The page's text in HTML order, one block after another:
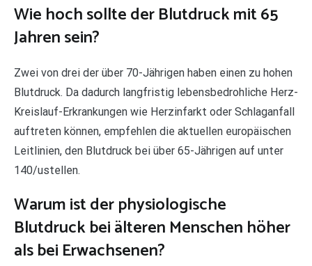
Wie hoch sollte der Blutdruck mit 65
Jahren sein?
Zwei von drei der über 70-Jährigen haben einen zu hohen
Blutdruck. Da dadurch langfristig lebensbedrohliche Herz-
Kreislauf-Erkrankungen wie Herzinfarkt oder Schlaganfall
auftreten können, empfehlen die aktuellen europäischen
Leitlinien, den Blutdruck bei über 65-Jährigen auf unter
140/ustellen.
Warum ist der physiologische
Blutdruck bei älteren Menschen höher
als bei Erwachsenen?